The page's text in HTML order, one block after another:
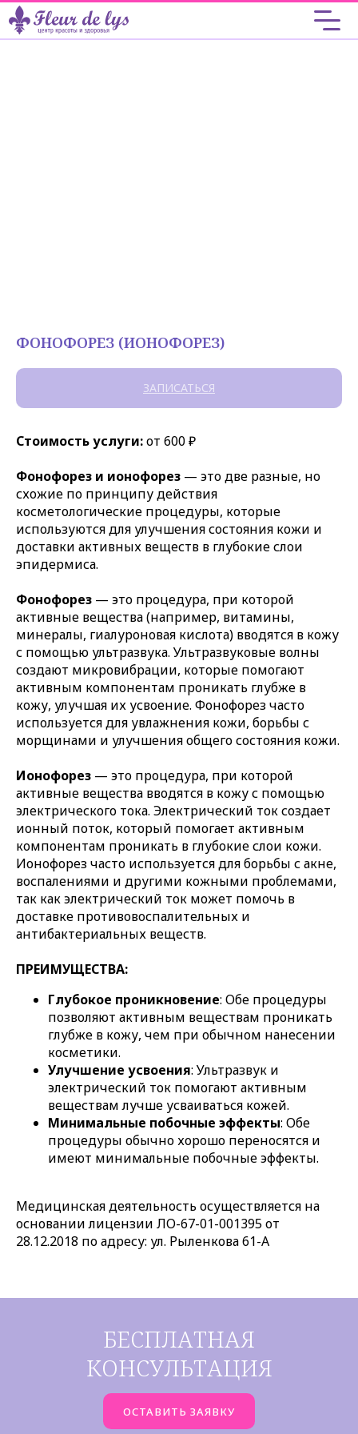
ФОНОФОРЕЗ (ИОНОФОРЕЗ)
ЗАПИСАТЬСЯ
Стоимость услуги:от 600 ₽
Фонофорез и ионофорез — это две разные, но
схожие по принципу действия
косметологические процедуры, которые
используются для улучшения состояния кожи и
доставки активных веществ в глубокие слои
эпидермиса.
Фонофорез — это процедура, при которой
активные вещества (например, витамины,
минералы, гиалуроновая кислота) вводятся в кожу
с помощью ультразвука. Ультразвуковые волны
создают микровибрации, которые помогают
активным компонентам проникать глубже в
кожу, улучшая их усвоение. Фонофорез часто
используется для увлажнения кожи, борьбы с
морщинами и улучшения общего состояния кожи.
Ионофорез — это процедура, при которой
активные вещества вводятся в кожу с помощью
электрического тока. Электрический ток создает
ионный поток, который помогает активным
компонентам проникать в глубокие слои кожи.
Ионофорез часто используется для борьбы с акне,
воспалениями и другими кожными проблемами,
так как электрический ток может помочь в
доставке противовоспалительных и
антибактериальных веществ.
ПРЕИМУЩЕСТВА:
Глубокое проникновение: Обе процедуры
позволяют активным веществам проникать
глубже в кожу, чем при обычном нанесении
косметики.
Улучшение усвоения: Ультразвук и
электрический ток помогают активным
веществам лучше усваиваться кожей.
Минимальные побочные эффекты: Обе
процедуры обычно хорошо переносятся и
имеют минимальные побочные эффекты.
Медицинская деятельность осуществляется на
основании лицензии ЛО-67-01-001395 от
28.12.2018 по адресу: ул. Рыленкова 61-А
ОСТАВИТЬ ЗАЯВКУ
БЕСПЛАТНАЯ
КОНСУЛЬТАЦИЯ